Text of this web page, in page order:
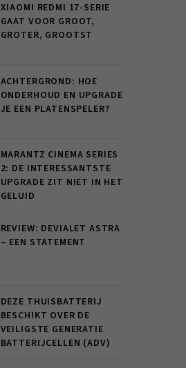
XIAOMI REDMI 17-SERIE
GAAT VOOR GROOT,
GROTER, GROOTST
ACHTERGROND: HOE
ONDERHOUD EN UPGRADE
JE EEN PLATENSPELER?
MARANTZ CINEMA SERIES
2: DE INTERESSANTSTE
UPGRADE ZIT NIET IN HET
GELUID
REVIEW: DEVIALET ASTRA
– EEN STATEMENT
DEZE THUISBATTERIJ
BESCHIKT OVER DE
VEILIGSTE GENERATIE
BATTERIJCELLEN (ADV)